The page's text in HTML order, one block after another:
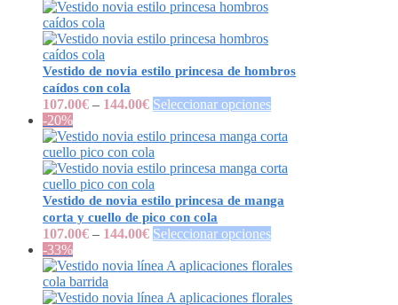
Vestido de novia estilo princesa de hombros
caídos con cola
107.00€ – 144.00€ Seleccionar opciones
-20%
Vestido de novia estilo princesa de manga
corta y cuello de pico con cola
107.00€ – 144.00€ Seleccionar opciones
-33%